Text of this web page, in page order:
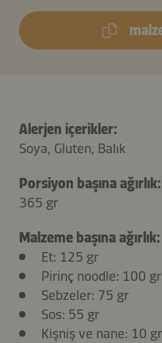
Alerjen içerikler:
Soya, Gluten, Balık
Porsiyon başına ağırlık:
365 gr
Malzeme başına ağırlık:
Et: 125 gr
Pirinç noodle: 100 gr
Sebzeler: 75 gr
Sos: 55 gr
Kişniş ve nane: 10 gr